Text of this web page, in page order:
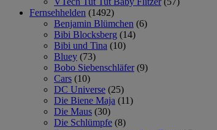
Fernsehhelden (1492)
Benjamin Blümchen (6)
Bibi Blocksberg (14)
Bibi und Tina (10)
Bluey (73)
Bobo Siebenschläfer (9)
Cars (10)
DC Universe (25)
Die Biene Maja (11)
Die Maus (30)
Die Schlümpfe (8)